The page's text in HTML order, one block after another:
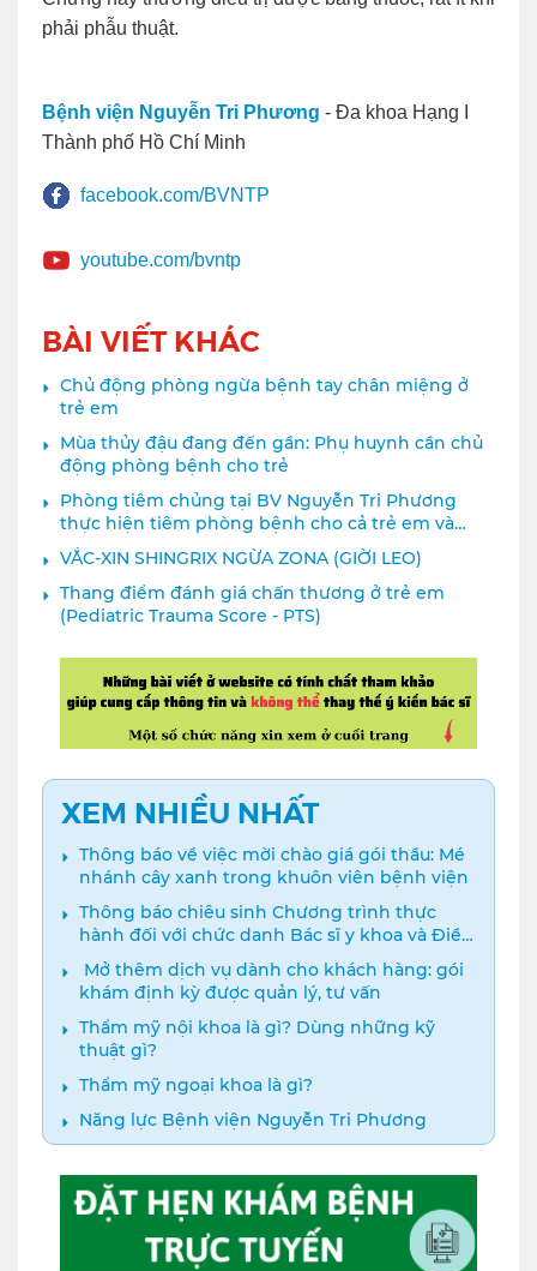
phải phẫu thuật.
Bệnh viện Nguyễn Tri Phương - Đa khoa Hạng I
Thành phố Hồ Chí Minh
facebook.com/BVNTP
youtube.com/bvntp
BÀI VIẾT KHÁC
Chủ động phòng ngừa bệnh tay chân miệng ở
trẻ em
Mùa thủy đậu đang đến gần: Phụ huynh cần chủ
động phòng bệnh cho trẻ
Phòng tiêm chủng tại BV Nguyễn Tri Phương
thực hiện tiêm phòng bệnh cho cả trẻ em và
người lớn
VẮC-XIN SHINGRIX NGỪA ZONA (GIỜI LEO)
Thang điểm đánh giá chấn thương ở trẻ em
(Pediatric Trauma Score - PTS)
XEM NHIỀU NHẤT
Thông báo về việc mời chào giá gói thầu: Mé
nhánh cây xanh trong khuôn viên bệnh viện
Thông báo chiêu sinh Chương trình thực
hành đối với chức danh Bác sĩ y khoa và Điều
dưỡng năm 2024
️ Mở thêm dịch vụ dành cho khách hàng: gói
khám định kỳ được quản lý, tư vấn
Thẩm mỹ nội khoa là gì? Dùng những kỹ
thuật gì?
Thẩm mỹ ngoại khoa là gì?
Năng lực Bệnh viện Nguyễn Tri Phương